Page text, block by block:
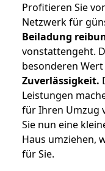
Profitieren Sie
Netzwerk für
Beiladung
vonstattengeht.
besonderen
Zuverlässigkeit.
Leistungen
für Ihren Umzug
Sie nun eine
Haus umziehen,
für Sie.